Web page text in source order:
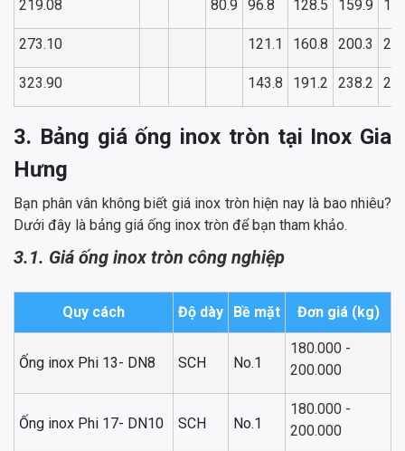
219.08 80.9 96.8 128.5 159.9
273.10 121.1 160.8 200.3
323.90 143.8 191.2 238.2
3. Bảng giá ống inox tròn tại Inox Gia
Hưng
Bạn phân vân không biết giá inox tròn hiện nay là bao nhiêu?
Dưới đây là bảng giá ống inox tròn để bạn tham khảo.
3.1. Giá ống inox tròn công nghiệp
Quy cách Độ dày Bề mặt Đơn giá (kg)
Ống inox Phi 13- DN8 SCH No.1
180.000 -
200.000
Ống inox Phi 17- DN10 SCH No.1
180.000 -
200.000